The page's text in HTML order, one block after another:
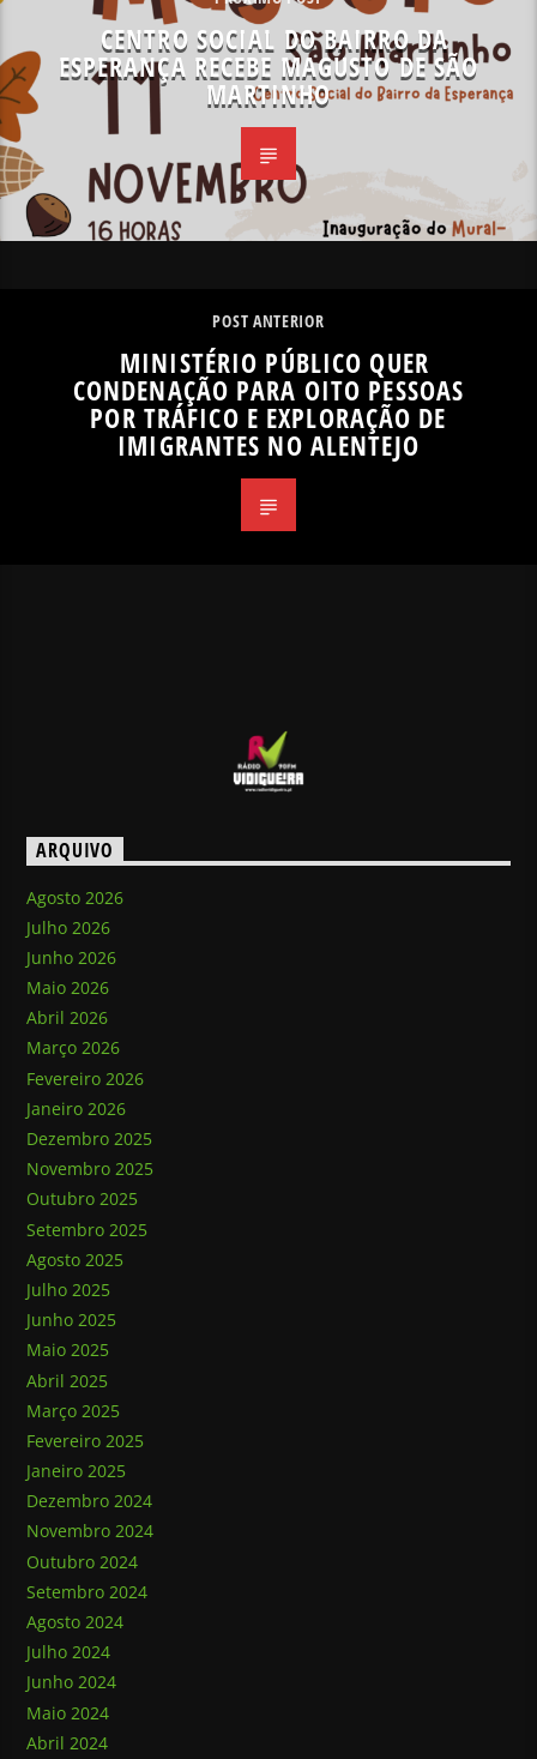
CENTRO SOCIAL DO BAIRRO DA
ESPERANÇA RECEBE MAGUSTO DE SÃO
MARTINHO
POST ANTERIOR
MINISTÉRIO PÚBLICO QUER
CONDENAÇÃO PARA OITO PESSOAS
POR TRÁFICO E EXPLORAÇÃO DE
IMIGRANTES NO ALENTEJO
ARQUIVO
Agosto 2026
Julho 2026
Junho 2026
Maio 2026
Abril 2026
Março 2026
Fevereiro 2026
Janeiro 2026
Dezembro 2025
Novembro 2025
Outubro 2025
Setembro 2025
Agosto 2025
Julho 2025
Junho 2025
Maio 2025
Abril 2025
Março 2025
Fevereiro 2025
Janeiro 2025
Dezembro 2024
Novembro 2024
Outubro 2024
Setembro 2024
Agosto 2024
Julho 2024
Junho 2024
Maio 2024
Abril 2024